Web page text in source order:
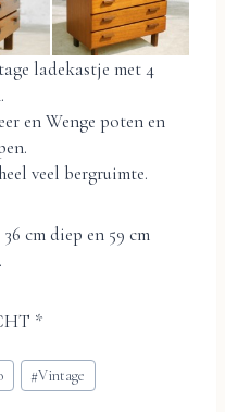
ladekastje met 4
en Wenge poten en
veel bergruimte.
cm diep en 59 cm
*
#Vintage